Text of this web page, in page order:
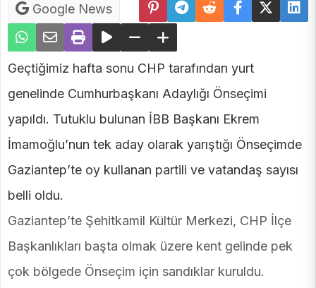
Google News
Geçtiğimiz hafta sonu CHP tarafından yurt
genelinde Cumhurbaşkanı Adaylığı Önseçimi
yapıldı. Tutuklu bulunan İBB Başkanı Ekrem
İmamoğlu’nun tek aday olarak yarıştığı Önseçimde
Gaziantep’te oy kullanan partili ve vatandaş sayısı
belli oldu.
Gaziantep’te Şehitkamil Kültür Merkezi, CHP İlçe
Başkanlıkları başta olmak üzere kent gelinde pek
çok bölgede Önseçim için sandıklar kuruldu.